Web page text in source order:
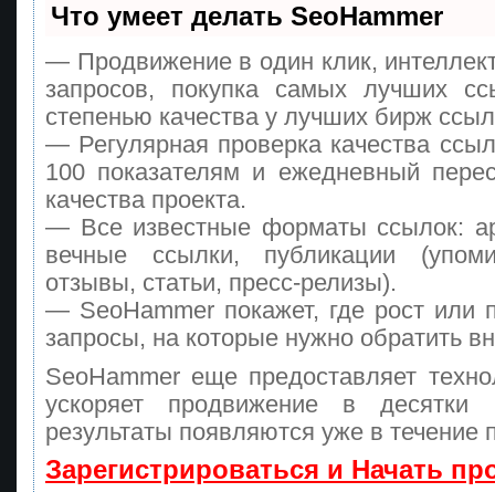
Что умеет делать SeoHammer
— Продвижение в один клик,
запросов, покупка самых лучших
степенью качества у лучших бирж
— Регулярная проверка качества
100 показателям и ежедневный
качества проекта.
— Все известные форматы ссылок:
вечные ссылки, публикации
отзывы, статьи, пресс-релизы).
— SeoHammer покажет, где рост или
запросы, на которые нужно обратить
SeoHammer еще предоставляет
ускоряет продвижение в
результаты появляются уже в течение
Зарегистрироваться и Начать